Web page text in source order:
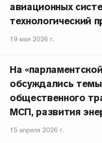
авиационных
технологический
19 мая 2026 г.
На
обсуждались
общественного
МСП, развития
15 апреля 2026 г.